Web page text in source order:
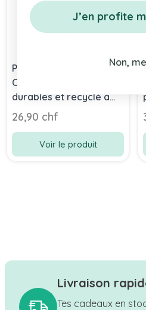
Peluche 26 cm Trixie pur
Coton biologique, Tissus
durables et recyclé à
100%, dès la naissance,
souris
26,90 chf
Voir le produit
Livraison
Tes cadeaux en
J’en profite
Non,